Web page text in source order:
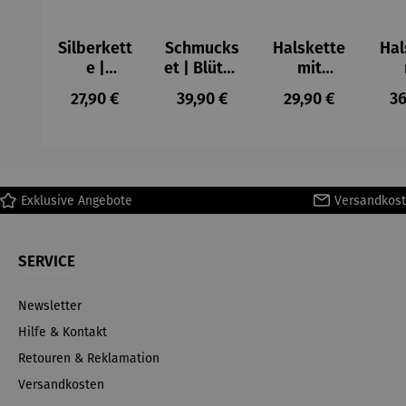
Silberkett
e |
Pusteblu
men &
Regulärer Preis:
27,90 €
Schmucks
et | Blüten
& Moos
mit Herz
Regulärer Preis:
39,90 €
Halskette
mit
Blüten-
Medaillon
Regulärer Preis:
29,90 €
Exklusive Angebote
SERVICE
Newsletter
Hilfe & Kontakt
Retouren & Reklamation
Versandkosten